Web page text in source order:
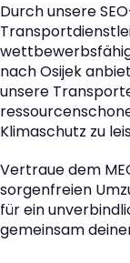
Durch unsere
nach Osijek
unsere
Klimaschutz zu
Vertraue dem
sorgenfreien
für ein
gemeinsam